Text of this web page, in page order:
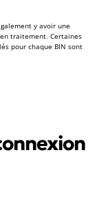
y avoir une
traitement. Certaines
pour chaque BIN sont